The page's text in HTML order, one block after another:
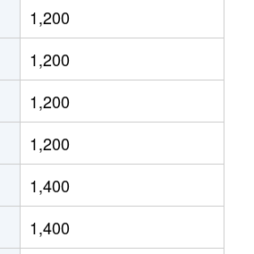
1,800万円
1,500万円
1,400万円
1,900万円
910万円
1,200
1,200
1,200
1,200
1,400
1,400